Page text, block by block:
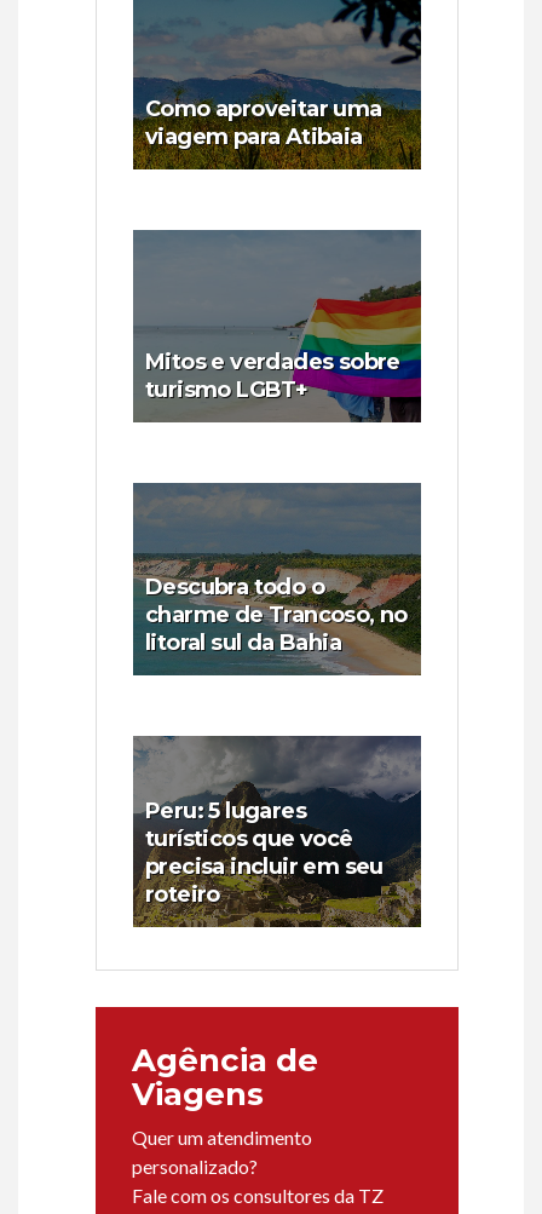
Como aproveitar uma
viagem para Atibaia
Mitos e verdades sobre
turismo LGBT+
Descubra todo o
charme de Trancoso, no
litoral sul da Bahia
Peru: 5 lugares
turísticos que você
precisa incluir em seu
roteiro
Agência de
Viagens
Quer um atendimento
personalizado?
Fale com os consultores da TZ